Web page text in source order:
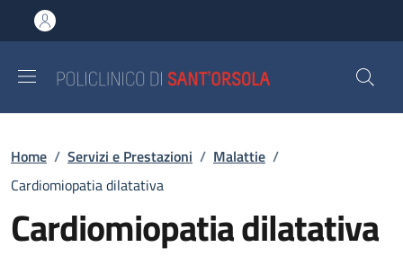
al contenuto principale
to footer content
Briciole di pane
Home / Servizi e Prestazioni / Malattie /
Cardiomiopatia dilatativa
Cardiomiopatia dilatativa